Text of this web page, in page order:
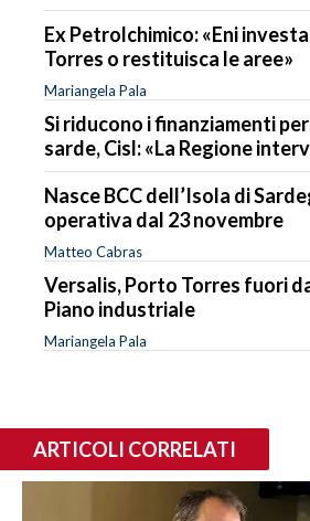
Ex Petrolchimico: «Eni
Torres o restituisca le aree»
Mariangela Pala
Si riducono i finanziamenti
sarde, Cisl: «La Regione
Nasce BCC dell’Isola di
operativa dal 23 novembre
Matteo Cabras
Versalis, Porto Torres fuori
Piano industriale
Mariangela Pala
ARTICOLI CORRELATI